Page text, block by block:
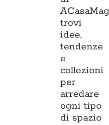
trovi
idee,
tendenze
e
collezioni
per
arredare
ogni tipo
di spazio